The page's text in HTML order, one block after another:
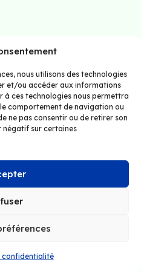
nous utilisons des technologies
et/ou accéder aux informations
à ces technologies nous permettra
comportement de navigation ou
ne pas consentir ou de retirer son
négatif sur certaines
confidentialité